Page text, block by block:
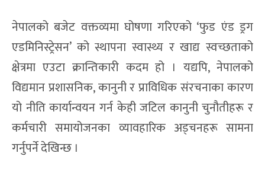
नेपालको बजेट वक्तव्यमा घोषणा गरिएको ‘फुड एंड ड्रग
एडमिनिस्ट्रेसन’ को स्थापना स्वास्थ्य र खाद्य स्वच्छताको
क्षेत्रमा एउटा क्रान्तिकारी कदम हो । यद्यपि, नेपालको
विद्यमान प्रशासनिक, कानुनी र प्राविधिक संरचनाका कारण
यो नीति कार्यान्वयन गर्न केही जटिल कानुनी चुनौतीहरू र
कर्मचारी समायोजनका व्यावहारिक अड्चनहरू सामना
गर्नुपर्ने देखिन्छ ।